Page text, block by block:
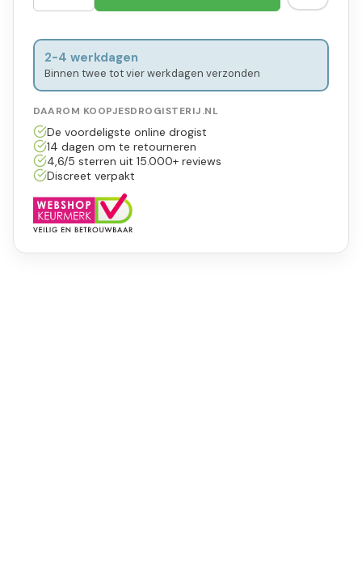
2-4 werkdagen
Binnen twee tot vier werkdagen verzonden
DAAROM KOOPJESDROGISTERIJ.NL
De voordeligste online drogist
14 dagen om te retourneren
4,6/5 sterren uit 15.000+ reviews
Discreet verpakt